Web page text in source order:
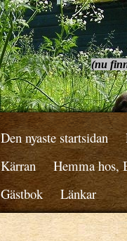
(nu
Den nyaste startsidan
Kärran
Hemma hos,
Gästbok
Länkar